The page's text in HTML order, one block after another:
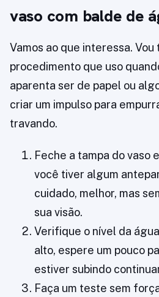
vaso com balde de
Vamos ao que interessa.
procedimento que uso
aparenta ser de papel ou
criar um impulso para
travando.
Feche a tampa do vaso
você tiver algum
cuidado, melhor, mas
sua visão.
Verifique o nível da
alto, espere um pouco
estiver subindo
Faça um teste sem